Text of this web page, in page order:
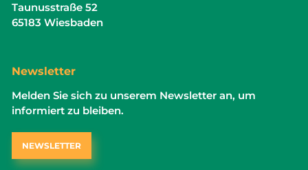
Taunusstraße 52
65183 Wiesbaden
Newsletter
Melden Sie sich zu unserem Newsletter an, um
informiert zu bleiben.
NEWSLETTER